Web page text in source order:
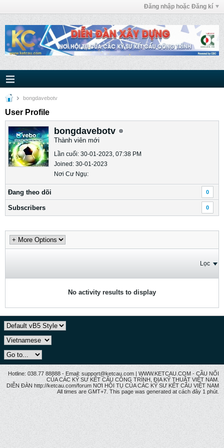
Đăng nhập hoặc Đăng kí
bongdavebotv
User Profile
bongdavebotv
Thành viên mới
Lần cuối: 30-01-2023, 07:38 PM
Joined: 30-01-2023
Nơi Cư Ngụ:
Ðang theo dõi 0
Subscribers 0
Lọc
No activity results to display
Hotline: 038.77 88888 - Email: support@ketcau.com | WWW.KETCAU.COM - CẦU NỐI
CỦA CÁC KỸ SƯ KẾT CẤU CÔNG TRÌNH, ĐỊA KỸ THUẬT VIỆT NAM.
DIỄN ĐÀN http://ketcau.com/forum NƠI HỘI TỤ CỦA CÁC KỸ SƯ KẾT CÂU VIỆT NAM
All times are GMT+7. This page was generated at cách đây 1 phút.